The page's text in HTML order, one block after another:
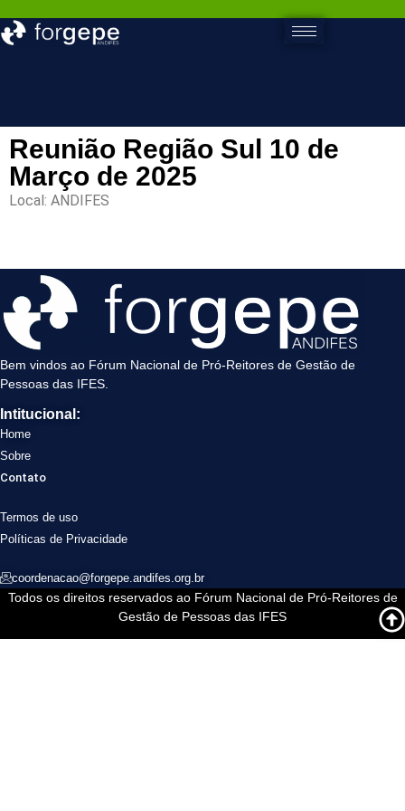
Reunião Região Sul 10 de
Março de 2025
Local: ANDIFES
Bem vindos ao Fórum Nacional de Pró-Reitores de Gestão de
Pessoas das IFES.
Intitucional:
Home
Sobre
Contato
Termos de uso
Políticas de Privacidade
coordenacao@forgepe.andifes.org.br
Todos os direitos reservados ao Fórum Nacional de Pró-Reitores de
Gestão de Pessoas das IFES